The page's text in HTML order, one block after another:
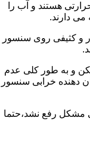
هستند و آب را
دارند.
و کثیفی روی سنسور
و به طور کلی عدم
دهنده خرابی سنسور
مشکل رفع نشد،حتما